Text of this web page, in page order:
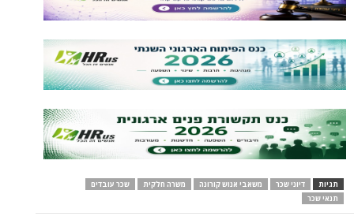
תגיות דיוני שכר משאבי אנוש קורונה משרה חלקית
שכר עובדים
תנאי שכר